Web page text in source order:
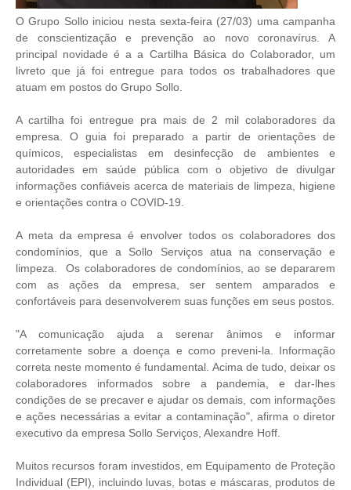
O Grupo Sollo iniciou nesta sexta-feira (27/03) uma campanha
de conscientização e prevenção ao novo coronavírus. A
principal novidade é a a Cartilha Básica do Colaborador, um
livreto que já foi entregue para todos os trabalhadores que
atuam em postos do Grupo Sollo.
A cartilha foi entregue pra mais de 2 mil colaboradores da
empresa. O guia foi preparado a partir de orientações de
químicos, especialistas em desinfecção de ambientes e
autoridades em saúde pública com o objetivo de divulgar
informações confiáveis acerca de materiais de limpeza, higiene
e orientações contra o COVID-19.
A meta da empresa é envolver todos os colaboradores dos
condomínios, que a Sollo Serviços atua na conservação e
limpeza. Os colaboradores de condomínios, ao se depararem
com as ações da empresa, ser sentem amparados e
confortáveis para desenvolverem suas funções em seus postos.
"A comunicação ajuda a serenar ânimos e informar
corretamente sobre a doença e como preveni-la. Informação
correta neste momento é fundamental. Acima de tudo, deixar os
colaboradores informados sobre a pandemia, e dar-lhes
condições de se precaver e ajudar os demais, com informações
e ações necessárias a evitar a contaminação",afirma o diretor
executivo da empresa Sollo Serviços, Alexandre Hoff.
Muitos recursos foram investidos, em Equipamento de Proteção
Individual (EPI), incluindo luvas, botas e máscaras, produtos de